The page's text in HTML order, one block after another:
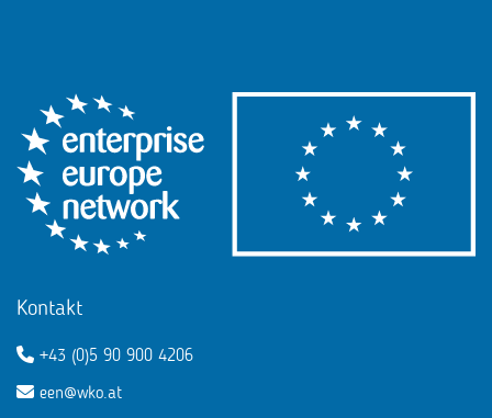
Kontakt
+43 (0)5 90 900 4206
een@wko.at